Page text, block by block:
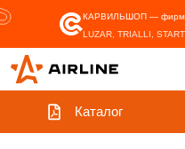
КАРВИЛЬШОП —
LUZAR, TRIALLI,
Каталог